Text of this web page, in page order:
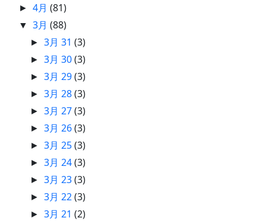
►4月(81)
▼3月(88)
►3月 31(3)
►3月 30(3)
►3月 29(3)
►3月 28(3)
►3月 27(3)
►3月 26(3)
►3月 25(3)
►3月 24(3)
►3月 23(3)
►3月 22(3)
►3月 21(2)